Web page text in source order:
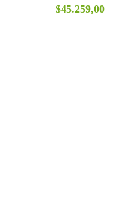
$45.259,00